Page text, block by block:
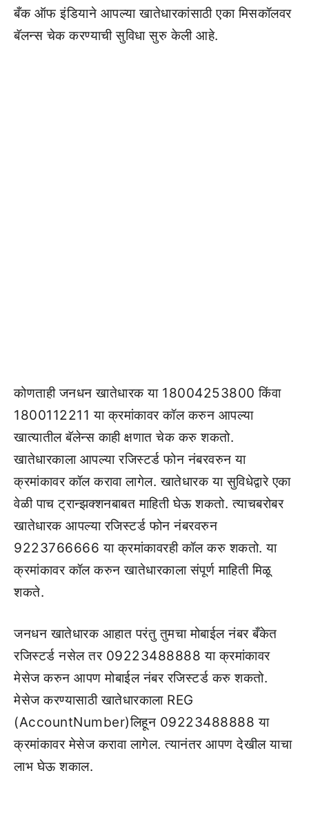
बँक ऑफ इंडियाने आपल्या खातेधारकांसाठी एका मिसकॉलवर
बॅलन्स चेक करण्याची सुविधा सुरु केली आहे.
कोणताही जनधन खातेधारक या 18004253800 किंवा
1800112211 या क्रमांकावर कॉल करुन आपल्या
खात्यातील बॅलेन्स काही क्षणात चेक करु शकतो.
खातेधारकाला आपल्या रजिस्टर्ड फोन नंबरवरुन या
क्रमांकावर कॉल करावा लागेल. खातेधारक या सुविधेद्वारे एका
वेळी पाच ट्रान्झक्शनबाबत माहिती घेऊ शकतो. त्याचबरोबर
खातेधारक आपल्या रजिस्टर्ड फोन नंबरवरुन
9223766666 या क्रमांकावरही कॉल करु शकतो. या
क्रमांकावर कॉल करुन खातेधारकाला संपूर्ण माहिती मिळू
शकते.
जनधन खातेधारक आहात परंतु तुमचा मोबाईल नंबर बँकेत
रजिस्टर्ड नसेल तर 09223488888 या क्रमांकावर
मेसेज करुन आपण मोबाईल नंबर रजिस्टर्ड करु शकतो.
मेसेज करण्यासाठी खातेधारकाला REG
(AccountNumber)लिहून 09223488888 या
क्रमांकावर मेसेज करावा लागेल. त्यानंतर आपण देखील याचा
लाभ घेऊ शकाल.